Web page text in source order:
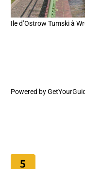
Ile d’Ostrow Tumski à
Powered by